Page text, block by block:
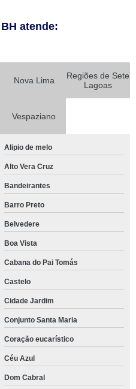
atende:
Nova Lima
Regiões de Sete
Lagoas
Vespaziano
Alipio de melo
Alto Vera Cruz
Bandeirantes
Barro Preto
Belvedere
Boa Vista
Cabana do Pai Tomás
Castelo
Cidade Jardim
Conjunto Santa Maria
Coração eucarístico
Céu Azul
Dom Cabral